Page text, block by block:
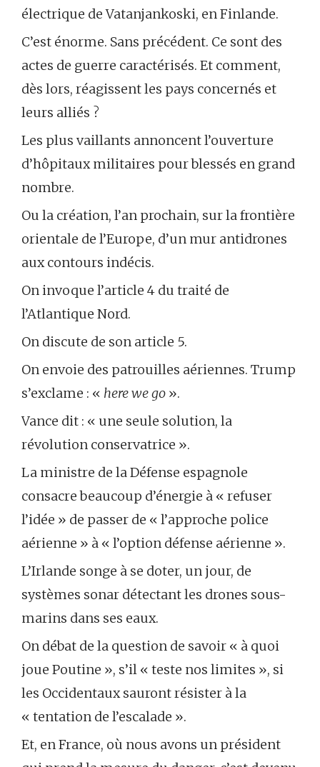
électrique de Vatanjankoski, en Finlande.
C’est énorme. Sans précédent. Ce sont des
actes de guerre caractérisés. Et comment,
dès lors, réagissent les pays concernés et
leurs alliés ?
Les plus vaillants annoncent l’ouverture
d’hôpitaux militaires pour blessés en grand
nombre.
Ou la création, l’an prochain, sur la frontière
orientale de l’Europe, d’un mur antidrones
aux contours indécis.
On invoque l’article 4 du traité de
l’Atlantique Nord.
On discute de son article 5.
On envoie des patrouilles aériennes. Trump
s’exclame : « here we go ».
Vance dit : « une seule solution, la
révolution conservatrice ».
La ministre de la Défense espagnole
consacre beaucoup d’énergie à « refuser
l’idée » de passer de « l’approche police
aérienne » à « l’option défense aérienne ».
L’Irlande songe à se doter, un jour, de
systèmes sonar détectant les drones sous-
marins dans ses eaux.
On débat de la question de savoir « à quoi
joue Poutine », s’il « teste nos limites », si
les Occidentaux sauront résister à la
« tentation de l’escalade ».
Et, en France, où nous avons un président